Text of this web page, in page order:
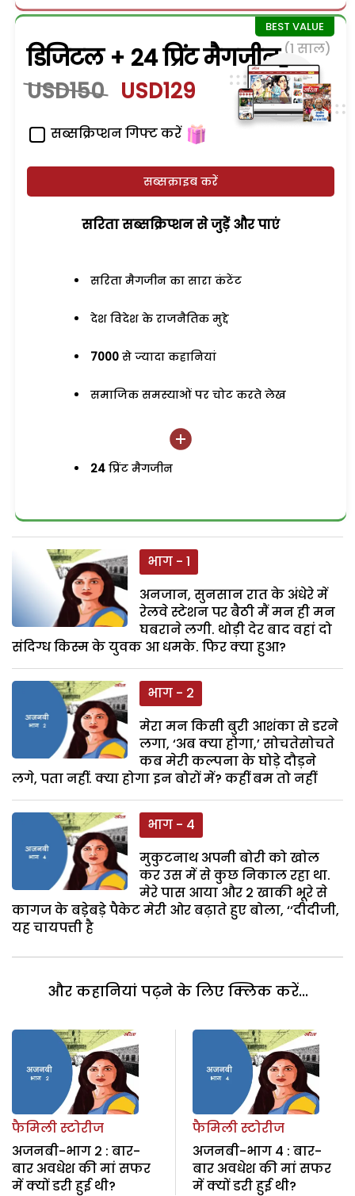
डिजिटल + 24 प्रिंट मैगजीन (1 साल)
USD150 USD129
सब्सक्रिप्शन गिफ्ट करें
सब्सक्राइब करें
सरिता सब्सक्रिप्शन से जुड़ेें और पाएं
सरिता मैगजीन का सारा कंटेंट
देश विदेश के राजनैतिक मुद्दे
7000 से ज्यादा कहानियां
समाजिक समस्याओं पर चोट करते लेख
24 प्रिंट मैगजीन
भाग - 1
अनजान, सुनसान रात के अंधेरे में
रेलवे स्टेशन पर बैठी मैं मन ही मन
घबराने लगी. थोड़ी देर बाद वहां दो
संदिग्ध किस्म के युवक आ धमके. फिर क्या हुआ?
भाग - 2
मेरा मन किसी बुरी आशंका से डरने
लगा, ‘अब क्या होगा,’ सोचतेसोचते
कब मेरी कल्पना के घोड़े दौड़ने
लगे, पता नहीं. क्या होगा इन बोरों में? कहीं बम तो नहीं
भाग - 4
मुकुटनाथ अपनी बोरी को खोल
कर उस में से कुछ निकाल रहा था.
मेरे पास आया और 2 खाकी भूरे से
कागज के बडे़बड़े पैकेट मेरी ओर बढ़ाते हुए बोला, ‘‘दीदीजी,
यह चायपत्ती है
और कहानियां पढ़ने के लिए क्लिक करें...
फैमिली स्टोरीज
अजनबी-भाग 2 : बार-
बार अवधेश की मां सफर
में क्यों डरी हुई थी?
फैमिली स्टोरीज
अजनबी-भाग 4 : बार-
बार अवधेश की मां सफर
में क्यों डरी हुई थी?